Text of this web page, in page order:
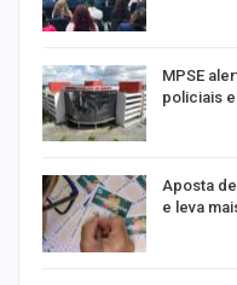
MPSE
policiais
Aposta
e leva